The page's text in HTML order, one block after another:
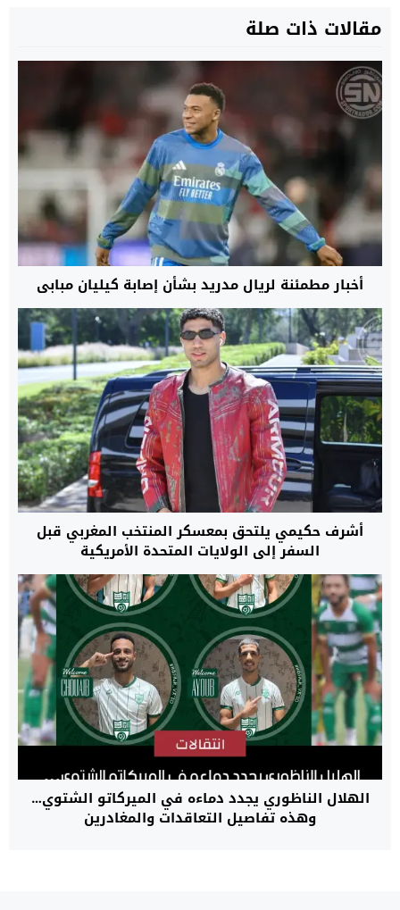
مقالات ذات صلة
أخبار مطمئنة لريال مدريد بشأن إصابة كيليان مبابي
أشرف حكيمي يلتحق بمعسكر المنتخب المغربي قبل
السفر إلى الولايات المتحدة الأمريكية
الهلال الناظوري يجدد دماءه في الميركاتو الشتوي…
وهذه تفاصيل التعاقدات والمغادرين